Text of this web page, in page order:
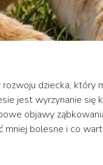
dziecka, który
jest wyrzynanie się
objawy
mniej bolesne i co